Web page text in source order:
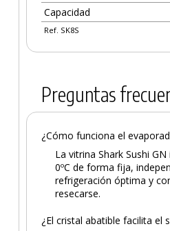
Capacidad
Ref. SK8S
Preguntas
¿Cómo funciona el
La vitrina Shark Sushi
0ºC de forma fija,
refrigeración óptima y
resecarse.
¿El cristal abatible facilita el